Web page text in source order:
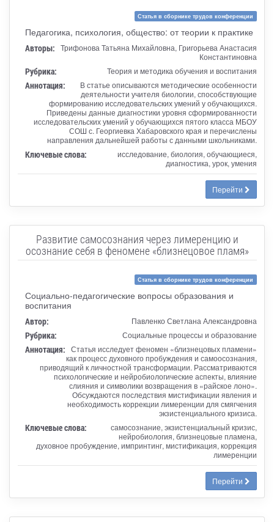
Статья в сборнике трудов конференции
Педагогика, психология, общество: от теории к практике
Авторы: Трифонова Татьяна Михайловна, Григорьева Анастасия
Константиновна
Рубрика: Теория и методика обучения и воспитания
Аннотация:
В статье описываются методические особенности
деятельности учителя биологии, способствующие
формированию исследовательских умений у обучающихся.
Приведены данные диагностики уровня сформированности
исследовательских умений у обучающихся пятого класса МБОУ
СОШ с. Георгиевка Хабаровского края и перечислены
направления дальнейшей работы с данными школьниками.
Ключевые слова:
исследование, биология, обучающиеся,
диагностика, урок, умения
Перейти
Развитие самосознания через лимеренцию и
осознание себя в феномене «близнецовое пламя»
Статья в сборнике трудов конференции
Социально-педагогические вопросы образования и
воспитания
Автор: Павленко Светлана Александровна
Рубрика: Социальные процессы и образование
Аннотация: Статья исследует феномен «близнецовых пламени»
как процесс духовного пробуждения и самоосознания,
приводящий к личностной трансформации. Рассматриваются
психологические и нейробиологические аспекты, влияние
слияния и символики возвращения в «райское лоно».
Обсуждаются последствия мистификации явления и
необходимость коррекции лимеренции для смягчения
экзистенциального кризиса.
Ключевые слова:
самосознание, экзистенциальный кризис,
нейробиология, близнецовые пламена,
духовное пробуждение, импринтинг, мистификация, коррекция
лимеренции
Перейти